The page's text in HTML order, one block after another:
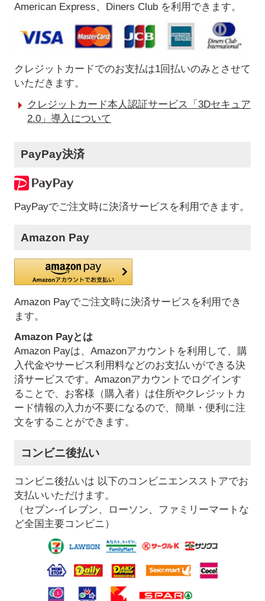
American Express、Diners Club を利用できます。
クレジットカードでのお支払は1回払いのみとさせて
いただきます。
クレジットカード本人認証サービス「3Dセキュア
2.0」導入について
PayPay決済
PayPayでご注文時に決済サービスを利用できます。
Amazon Pay
Amazon Payでご注文時に決済サービスを利用でき
ます。
Amazon Payとは
Amazon Payは、Amazonアカウントを利用して、購
入代金やサービス利用料などのお支払いができる決
済サービスです。Amazonアカウントでログインす
ることで、お客様（購入者）は住所やクレジットカ
ード情報の入力が不要になるので、簡単・便利に注
文をすることができます。
コンビニ後払い
コンビニ後払いは 以下のコンビニエンスストアでお
支払いいただけます。
（セブン-イレブン、ローソン、ファミリーマートな
ど全国主要コンビニ）